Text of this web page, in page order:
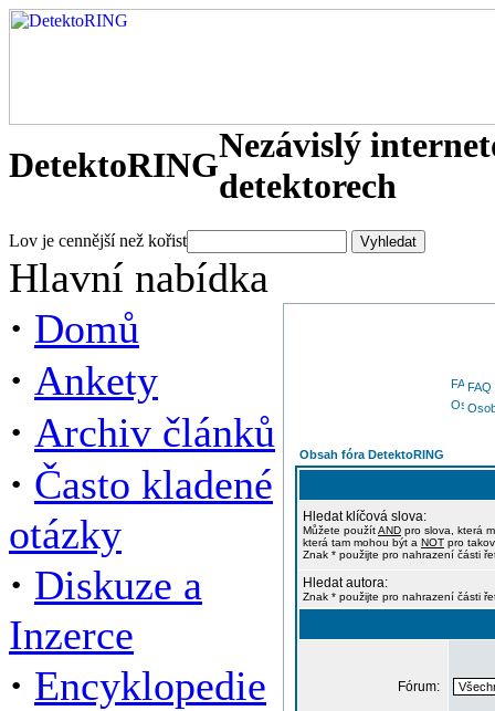
DetektoRINGNezávislý
detektorech
Lov je cennější než kořist
Hlavní nabídka
· Domů
· Ankety
· Archiv článků
· Často kladené
otázky
· Diskuze a
Inzerce
· Encyklopedie
FAQ
Obsah fóra DetektoRING
Hledat klíčová slova:
Můžete použítAND pro slova, která
která tam mohou být a NOT pro
Znak * použijte pro nahrazení části
Hledat autora:
Znak * použijte pro nahrazení části
Fórum: